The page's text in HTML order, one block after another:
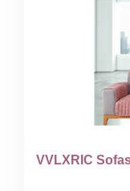
VVLXRIC